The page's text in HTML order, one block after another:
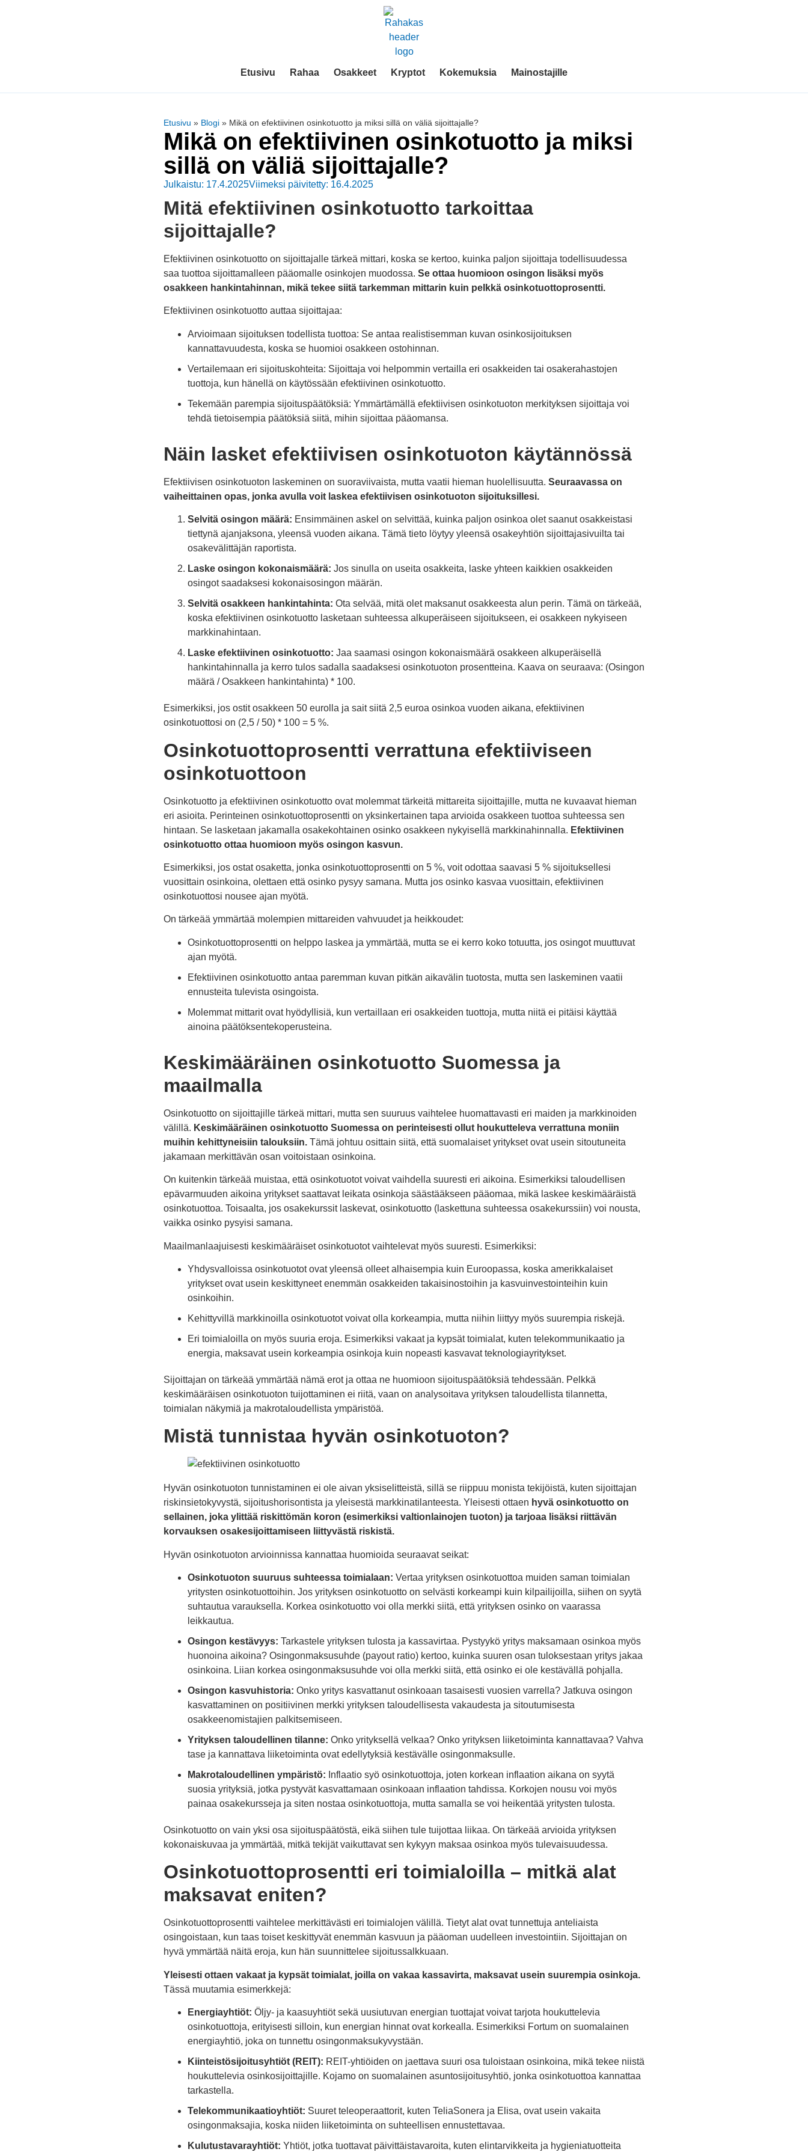
Etusivu Rahaa Osakkeet Kryptot Kokemuksia Mainostajille
Etusivu » Blogi » Mikä on efektiivinen osinkotuotto ja miksi sillä on väliä sijoittajalle?
Mikä on efektiivinen osinkotuotto ja miksi
sillä on väliä sijoittajalle?
Julkaistu: 17.4.2025Viimeksi päivitetty: 16.4.2025
Mitä efektiivinen osinkotuotto tarkoittaa
sijoittajalle?
Efektiivinen osinkotuotto on sijoittajalle tärkeä mittari, koska se kertoo, kuinka paljon sijoittaja todellisuudessa
saa tuottoa sijoittamalleen pääomalle osinkojen muodossa. Se ottaa huomioon osingon lisäksi myös
osakkeen hankintahinnan, mikä tekee siitä tarkemman mittarin kuin pelkkä osinkotuottoprosentti.
Efektiivinen osinkotuotto auttaa sijoittajaa:
Arvioimaan sijoituksen todellista tuottoa: Se antaa realistisemman kuvan osinkosijoituksen
kannattavuudesta, koska se huomioi osakkeen ostohinnan.
Vertailemaan eri sijoituskohteita: Sijoittaja voi helpommin vertailla eri osakkeiden tai osakerahastojen
tuottoja, kun hänellä on käytössään efektiivinen osinkotuotto.
Tekemään parempia sijoituspäätöksiä: Ymmärtämällä efektiivisen osinkotuoton merkityksen sijoittaja voi
tehdä tietoisempia päätöksiä siitä, mihin sijoittaa pääomansa.
Näin lasket efektiivisen osinkotuoton käytännössä
Efektiivisen osinkotuoton laskeminen on suoraviivaista, mutta vaatii hieman huolellisuutta. Seuraavassa on
vaiheittainen opas, jonka avulla voit laskea efektiivisen osinkotuoton sijoituksillesi.
Selvitä osingon määrä: Ensimmäinen askel on selvittää, kuinka paljon osinkoa olet saanut osakkeistasi
tiettynä ajanjaksona, yleensä vuoden aikana. Tämä tieto löytyy yleensä osakeyhtiön sijoittajasivuilta tai
osakevälittäjän raportista.
Laske osingon kokonaismäärä: Jos sinulla on useita osakkeita, laske yhteen kaikkien osakkeiden
osingot saadaksesi kokonaisosingon määrän.
Selvitä osakkeen hankintahinta: Ota selvää, mitä olet maksanut osakkeesta alun perin. Tämä on tärkeää,
koska efektiivinen osinkotuotto lasketaan suhteessa alkuperäiseen sijoitukseen, ei osakkeen nykyiseen
markkinahintaan.
Laske efektiivinen osinkotuotto: Jaa saamasi osingon kokonaismäärä osakkeen alkuperäisellä
hankintahinnalla ja kerro tulos sadalla saadaksesi osinkotuoton prosentteina. Kaava on seuraava: (Osingon
määrä / Osakkeen hankintahinta) * 100.
Esimerkiksi, jos ostit osakkeen 50 eurolla ja sait siitä 2,5 euroa osinkoa vuoden aikana, efektiivinen
osinkotuottosi on (2,5 / 50) * 100 = 5 %.
Osinkotuottoprosentti verrattuna efektiiviseen
osinkotuottoon
Osinkotuotto ja efektiivinen osinkotuotto ovat molemmat tärkeitä mittareita sijoittajille, mutta ne kuvaavat hieman
eri asioita. Perinteinen osinkotuottoprosentti on yksinkertainen tapa arvioida osakkeen tuottoa suhteessa sen
hintaan. Se lasketaan jakamalla osakekohtainen osinko osakkeen nykyisellä markkinahinnalla. Efektiivinen
osinkotuotto ottaa huomioon myös osingon kasvun.
Esimerkiksi, jos ostat osaketta, jonka osinkotuottoprosentti on 5 %, voit odottaa saavasi 5 % sijoituksellesi
vuosittain osinkoina, olettaen että osinko pysyy samana. Mutta jos osinko kasvaa vuosittain, efektiivinen
osinkotuottosi nousee ajan myötä.
On tärkeää ymmärtää molempien mittareiden vahvuudet ja heikkoudet:
Osinkotuottoprosentti on helppo laskea ja ymmärtää, mutta se ei kerro koko totuutta, jos osingot muuttuvat
ajan myötä.
Efektiivinen osinkotuotto antaa paremman kuvan pitkän aikavälin tuotosta, mutta sen laskeminen vaatii
ennusteita tulevista osingoista.
Molemmat mittarit ovat hyödyllisiä, kun vertaillaan eri osakkeiden tuottoja, mutta niitä ei pitäisi käyttää
ainoina päätöksentekoperusteina.
Keskimääräinen osinkotuotto Suomessa ja
maailmalla
Osinkotuotto on sijoittajille tärkeä mittari, mutta sen suuruus vaihtelee huomattavasti eri maiden ja markkinoiden
välillä. Keskimääräinen osinkotuotto Suomessa on perinteisesti ollut houkutteleva verrattuna moniin
muihin kehittyneisiin talouksiin. Tämä johtuu osittain siitä, että suomalaiset yritykset ovat usein sitoutuneita
jakamaan merkittävän osan voitoistaan osinkoina.
On kuitenkin tärkeää muistaa, että osinkotuotot voivat vaihdella suuresti eri aikoina. Esimerkiksi taloudellisen
epävarmuuden aikoina yritykset saattavat leikata osinkoja säästääkseen pääomaa, mikä laskee keskimääräistä
osinkotuottoa. Toisaalta, jos osakekurssit laskevat, osinkotuotto (laskettuna suhteessa osakekurssiin) voi nousta,
vaikka osinko pysyisi samana.
Maailmanlaajuisesti keskimääräiset osinkotuotot vaihtelevat myös suuresti. Esimerkiksi:
Yhdysvalloissa osinkotuotot ovat yleensä olleet alhaisempia kuin Euroopassa, koska amerikkalaiset
yritykset ovat usein keskittyneet enemmän osakkeiden takaisinostoihin ja kasvuinvestointeihin kuin
osinkoihin.
Kehittyvillä markkinoilla osinkotuotot voivat olla korkeampia, mutta niihin liittyy myös suurempia riskejä.
Eri toimialoilla on myös suuria eroja. Esimerkiksi vakaat ja kypsät toimialat, kuten telekommunikaatio ja
energia, maksavat usein korkeampia osinkoja kuin nopeasti kasvavat teknologiayritykset.
Sijoittajan on tärkeää ymmärtää nämä erot ja ottaa ne huomioon sijoituspäätöksiä tehdessään. Pelkkä
keskimääräisen osinkotuoton tuijottaminen ei riitä, vaan on analysoitava yrityksen taloudellista tilannetta,
toimialan näkymiä ja makrotaloudellista ympäristöä.
Mistä tunnistaa hyvän osinkotuoton?
Hyvän osinkotuoton tunnistaminen ei ole aivan yksiselitteistä, sillä se riippuu monista tekijöistä, kuten sijoittajan
riskinsietokyvystä, sijoitushorisontista ja yleisestä markkinatilanteesta. Yleisesti ottaen hyvä osinkotuotto on
sellainen, joka ylittää riskittömän koron (esimerkiksi valtionlainojen tuoton) ja tarjoaa lisäksi riittävän
korvauksen osakesijoittamiseen liittyvästä riskistä.
Hyvän osinkotuoton arvioinnissa kannattaa huomioida seuraavat seikat:
Osinkotuoton suuruus suhteessa toimialaan: Vertaa yrityksen osinkotuottoa muiden saman toimialan
yritysten osinkotuottoihin. Jos yrityksen osinkotuotto on selvästi korkeampi kuin kilpailijoilla, siihen on syytä
suhtautua varauksella. Korkea osinkotuotto voi olla merkki siitä, että yrityksen osinko on vaarassa
leikkautua.
Osingon kestävyys: Tarkastele yrityksen tulosta ja kassavirtaa. Pystyykö yritys maksamaan osinkoa myös
huonoina aikoina? Osingonmaksusuhde (payout ratio) kertoo, kuinka suuren osan tuloksestaan yritys jakaa
osinkoina. Liian korkea osingonmaksusuhde voi olla merkki siitä, että osinko ei ole kestävällä pohjalla.
Osingon kasvuhistoria: Onko yritys kasvattanut osinkoaan tasaisesti vuosien varrella? Jatkuva osingon
kasvattaminen on positiivinen merkki yrityksen taloudellisesta vakaudesta ja sitoutumisesta
osakkeenomistajien palkitsemiseen.
Yrityksen taloudellinen tilanne: Onko yrityksellä velkaa? Onko yrityksen liiketoiminta kannattavaa? Vahva
tase ja kannattava liiketoiminta ovat edellytyksiä kestävälle osingonmaksulle.
Makrotaloudellinen ympäristö: Inflaatio syö osinkotuottoja, joten korkean inflaation aikana on syytä
suosia yrityksiä, jotka pystyvät kasvattamaan osinkoaan inflaation tahdissa. Korkojen nousu voi myös
painaa osakekursseja ja siten nostaa osinkotuottoja, mutta samalla se voi heikentää yritysten tulosta.
Osinkotuotto on vain yksi osa sijoituspäätöstä, eikä siihen tule tuijottaa liikaa. On tärkeää arvioida yrityksen
kokonaiskuvaa ja ymmärtää, mitkä tekijät vaikuttavat sen kykyyn maksaa osinkoa myös tulevaisuudessa.
Osinkotuottoprosentti eri toimialoilla – mitkä alat
maksavat eniten?
Osinkotuottoprosentti vaihtelee merkittävästi eri toimialojen välillä. Tietyt alat ovat tunnettuja anteliaista
osingoistaan, kun taas toiset keskittyvät enemmän kasvuun ja pääoman uudelleen investointiin. Sijoittajan on
hyvä ymmärtää näitä eroja, kun hän suunnittelee sijoitussalkkuaan.
Yleisesti ottaen vakaat ja kypsät toimialat, joilla on vakaa kassavirta, maksavat usein suurempia osinkoja.
Tässä muutamia esimerkkejä:
Energiayhtiöt: Öljy- ja kaasuyhtiöt sekä uusiutuvan energian tuottajat voivat tarjota houkuttelevia
osinkotuottoja, erityisesti silloin, kun energian hinnat ovat korkealla. Esimerkiksi Fortum on suomalainen
energiayhtiö, joka on tunnettu osingonmaksukyvystään.
Kiinteistösijoitusyhtiöt (REIT): REIT-yhtiöiden on jaettava suuri osa tuloistaan osinkoina, mikä tekee niistä
houkuttelevia osinkosijoittajille. Kojamo on suomalainen asuntosijoitusyhtiö, jonka osinkotuottoa kannattaa
tarkastella.
Telekommunikaatioyhtiöt: Suuret teleoperaattorit, kuten TeliaSonera ja Elisa, ovat usein vakaita
osingonmaksajia, koska niiden liiketoiminta on suhteellisen ennustettavaa.
Kulutustavarayhtiöt: Yhtiöt, jotka tuottavat päivittäistavaroita, kuten elintarvikkeita ja hygieniatuotteita